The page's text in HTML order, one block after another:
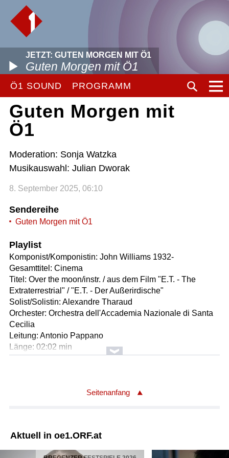
JETZT: GUTEN MORGEN MIT Ö1
Guten Morgen mit Ö1
Ö1 SOUND PROGRAMM
Guten Morgen mit
Ö1
Moderation: Sonja Watzka
Musikauswahl: Julian Dworak
8. September 2025, 06:10
Sendereihe
Guten Morgen mit Ö1
Playlist
Komponist/Komponistin: John Williams 1932-
Gesamttitel: Cinema
Titel: Over the moon/instr. / aus dem Film "E.T. - The
Extraterrestrial" / "E.T. - Der Außerirdische"
Solist/Solistin: Alexandre Tharaud
Orchester: Orchestra dell'Accademia Nazionale di Santa
Cecilia
Leitung: Antonio Pappano
Länge: 02:02 min
Label: PLG Classics 5054197184628 (Doppelalbum)
Titel: Symphonie in D-Dur / daraus Allegro molto - 3.Satz
Leitung: Matthias Bamert
Länge: 02:40 min
Seitenanfang
Aktuell in oe1.ORF.at